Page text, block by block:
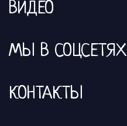
ВИДЕО
МЫ В СОЦСЕТЯХ
КОНТАКТЫ